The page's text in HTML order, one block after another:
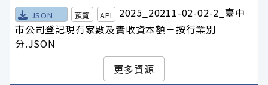
JSON 預覽 API
2025_20211-02-02-2_臺中
市公司登記現有家數及實收資本額－按行業別
分.JSON
更多資源